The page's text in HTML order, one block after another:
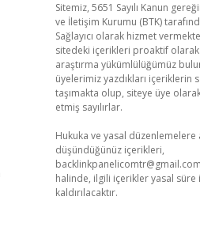
Sitemiz, 5651 Sayılı Kanun
ve İletişim Kurumu (BTK)
Sağlayıcı olarak hizmet
sitedeki içerikleri proaktif
araştırma yükümlülüğümüz
üyelerimiz yazdıkları içeriklerin
taşımakta olup, siteye üye
etmiş sayılırlar.
Hukuka ve yasal düzenlemelere
düşündüğünüz içerikleri,
backlinkpanelicomtr@gmail.com
halinde, ilgili içerikler yasal
kaldırılacaktır.